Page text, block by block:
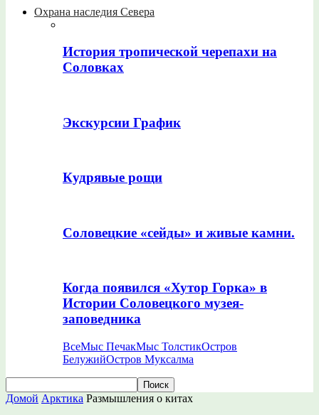
Охрана наследия Севера
История тропической черепахи на
Соловках
Экскурсии График
Кудрявые рощи
Соловецкие «сейды» и живые камни.
Когда появился «Хутор Горка» в
Истории Соловецкого музея-
заповедника
ВсеМыс ПечакМыс ТолстикОстров
БелужийОстров Муксалма
Домой Арктика Размышления о китах